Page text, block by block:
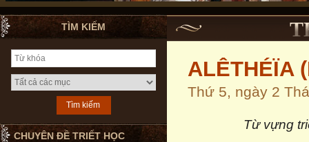
TÌM KIẾM
CHUYÊN ĐỀ TRIẾT HỌC
ALÊTHÉÏA
Thứ 5, ngày 2
Từ vựng